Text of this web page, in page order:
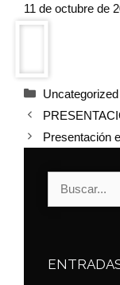
11 de octubre de
Uncategorized
Presentación